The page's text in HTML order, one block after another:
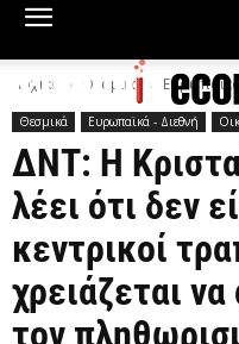
Αρχική Θεσμικά
Θεσμικά Ευρωπαϊκά - Διεθνή
ΔΝΤ: Η
λέει ότι δεν
κεντρικοί
χρειάζεται
τον